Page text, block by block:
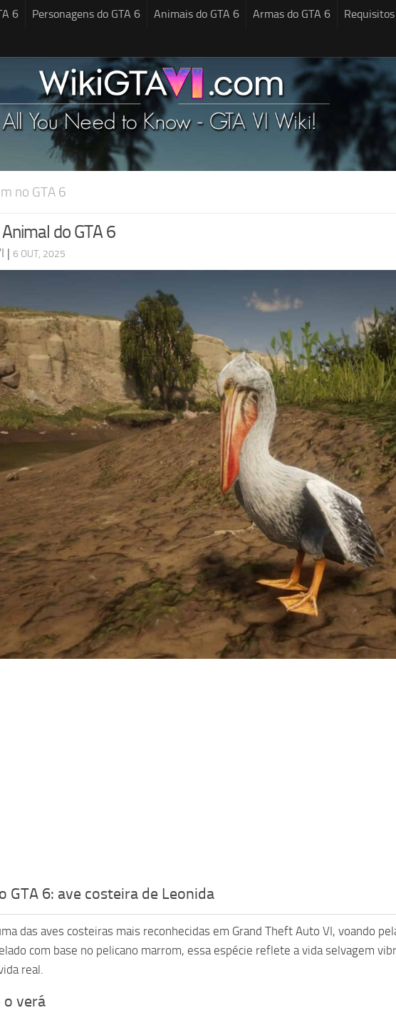
6 Personagens do GTA 6 Animais do GTA 6 Armas do GTA 6
no GTA 6
do GTA 6
| 6 OUT, 2025
GTA 6: ave costeira de Leonida
das aves costeiras mais reconhecidas em Grand Theft Auto VI, voando
com base no pelicano marrom, essa espécie reflete a vida selvagem
real.
o verá